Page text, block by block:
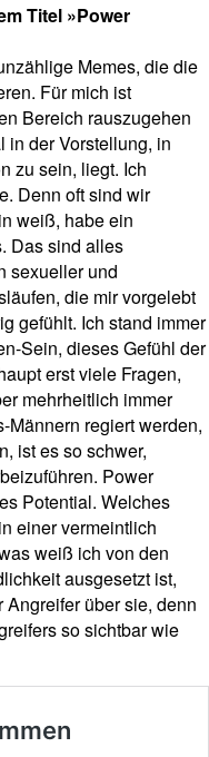
Titel »Power
Memes, die die
Für mich ist
Bereich rauszugehen
in der Vorstellung, in
zu sein, liegt. Ich
Denn oft sind wir
weiß, habe ein
Das sind alles
sexueller und
die mir vorgelebt
gefühlt. Ich stand immer
Sein, dieses Gefühl der
erst viele Fragen,
mehrheitlich immer
regiert werden,
ist es so schwer,
Power
Potential. Welches
einer vermeintlich
weiß ich von den
ausgesetzt ist,
über sie, denn
so sichtbar wie